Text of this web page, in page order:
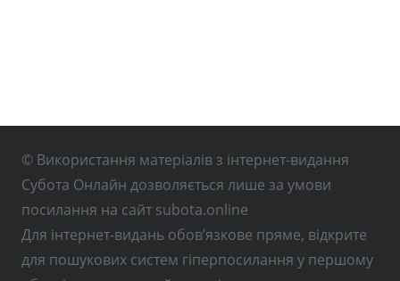
© Використання матеріалів з інтернет-видання
Субота Онлайн дозволяється лише за умови
посилання на сайт subota.online
Для інтернет-видань обов’язкове пряме, відкрите
для пошукових систем гіперпосилання у першому